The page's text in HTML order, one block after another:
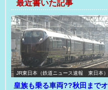
最近書いた記事
JR東日本（鉄道ニュース速報 東日本）
皇族も乗る車両??秋田までオ